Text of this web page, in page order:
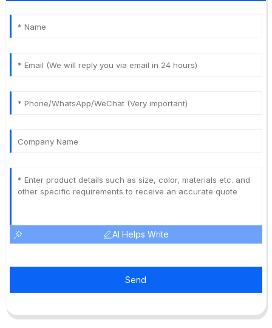
AI Helps Write
Send